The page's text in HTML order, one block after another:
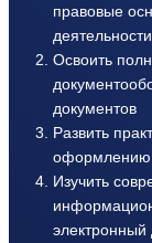
правовые
деятельности
Освоить
документов
Развить
оформлению
Изучить
электронный